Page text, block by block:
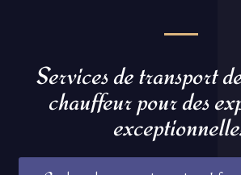
Services de transport
chauffeur pour des